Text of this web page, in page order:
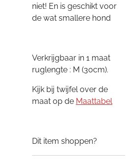
niet! En is geschikt voor
de wat smallere hond
Verkrijgbaar in 1 maat
ruglengte : M (30cm).
Kijk bij twijfel over de
maat op de Maattabel
Dit item shoppen?